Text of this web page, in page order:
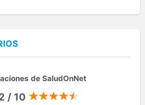
de SaludOnNet
/ 10